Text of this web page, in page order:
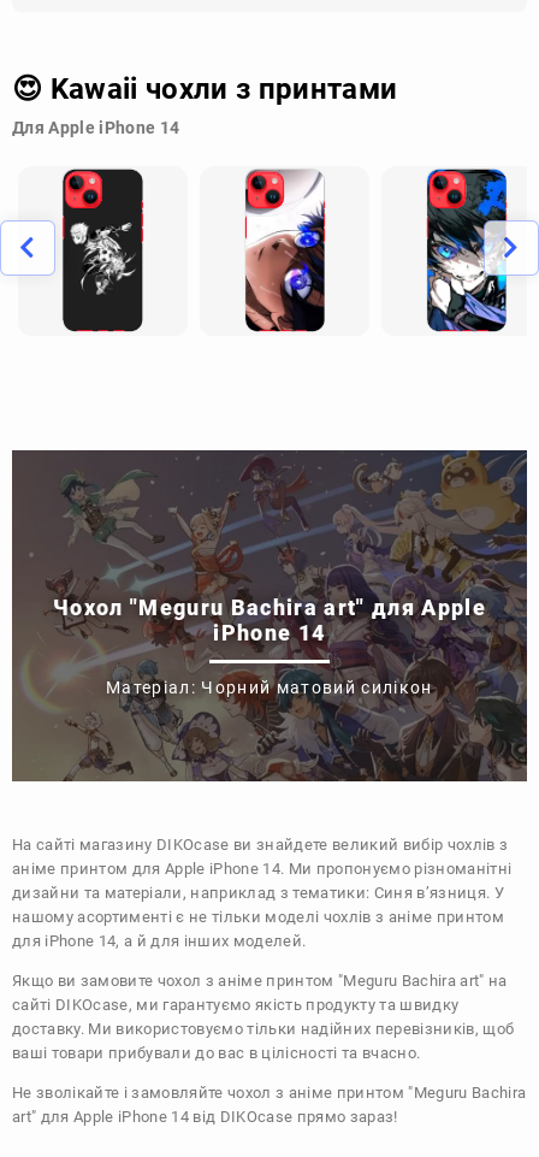
😍 Kawaii чохли з принтами
Для Apple iPhone 14
Чохол "Meguru Bachira art" для Apple
iPhone 14
Матеріал: Чорний матовий силікон
На сайті магазину DIKOcase ви знайдете великий вибір чохлів з
аніме принтом для Apple iPhone 14. Ми пропонуємо різноманітні
дизайни та матеріали, наприклад з тематики: Синя в’язниця. У
нашому асортименті є не тільки моделі чохлів з аніме принтом
для iPhone 14, а й для інших моделей.
Якщо ви замовите чохол з аніме принтом "Meguru Bachira art" на
сайті DIKOcase, ми гарантуємо якість продукту та швидку
доставку. Ми використовуємо тільки надійних перевізників, щоб
ваші товари прибували до вас в цілісності та вчасно.
Не зволікайте і замовляйте чохол з аніме принтом "Meguru Bachira
art" для Apple iPhone 14 від DIKOcase прямо зараз!